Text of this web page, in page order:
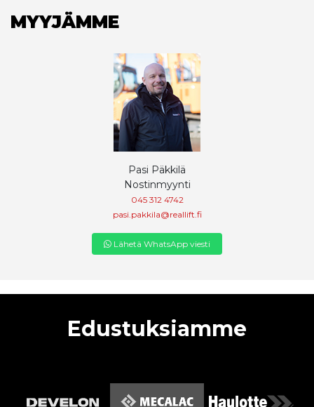
MYYJÄMME
Pasi Päkkilä
Nostinmyynti
045 312 4742
pasi.pakkila@reallift.fi
Lähetä WhatsApp viesti
Edustuksiamme